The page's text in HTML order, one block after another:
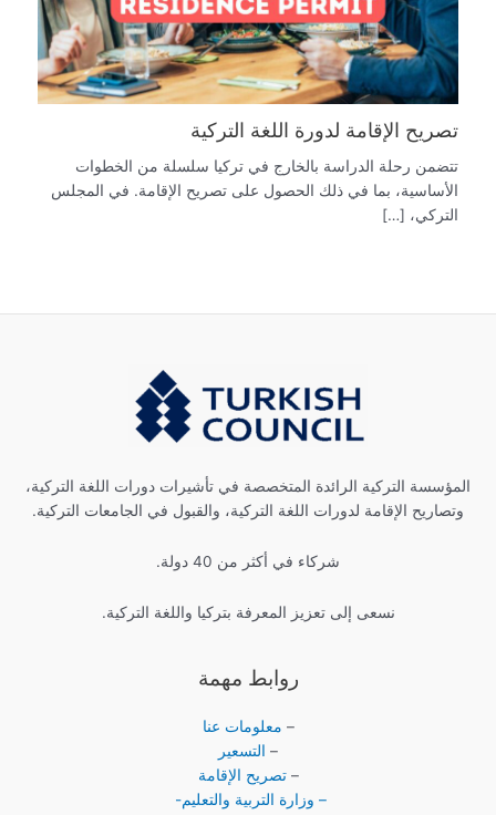
تصريح الإقامة لدورة اللغة التركية
تتضمن رحلة الدراسة بالخارج في تركيا سلسلة من الخطوات
الأساسية، بما في ذلك الحصول على تصريح الإقامة. في المجلس
التركي، […]
المؤسسة التركية الرائدة المتخصصة في تأشيرات دورات اللغة التركية،
وتصاريح الإقامة لدورات اللغة التركية، والقبول في الجامعات التركية.
شركاء في أكثر من 40 دولة.
نسعى إلى تعزيز المعرفة بتركيا واللغة التركية.
روابط مهمة
– معلومات عنا
– التسعير
–تصريح الإقامة
– وزارة التربية والتعليم-